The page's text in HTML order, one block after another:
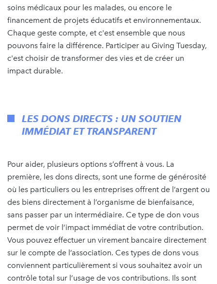
soins médicaux pour les malades, ou encore le
financement de projets éducatifs et environnementaux.
Chaque geste compte, et c'est ensemble que nous
pouvons faire la différence. Participer au Giving Tuesday,
c'est choisir de transformer des vies et de créer un
impact durable.
LES DONS DIRECTS : UN SOUTIEN
IMMÉDIAT ET TRANSPARENT
Pour aider, plusieurs options s’offrent à vous. La
première, les dons directs, sont une forme de générosité
où les particuliers ou les entreprises offrent de l’argent ou
des biens directement à l’organisme de bienfaisance,
sans passer par un intermédiaire. Ce type de don vous
permet de voir l’impact immédiat de votre contribution.
Vous pouvez effectuer un virement bancaire directement
sur le compte de l’association. Ces types de dons vous
conviennent particulièrement si vous souhaitez avoir un
contrôle total sur l’usage de vos contributions. Ils sont